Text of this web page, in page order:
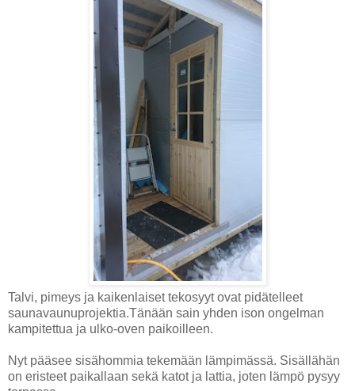
Talvi, pimeys ja kaikenlaiset tekosyyt ovat pidätelleet
saunavaunuprojektia.Tänään sain yhden ison ongelman
kampitettua ja ulko-oven paikoilleen.
Nyt pääsee sisähommia tekemään lämpimässä. Sisällähän
on eristeet paikallaan sekä katot ja lattia, joten lämpö pysyy